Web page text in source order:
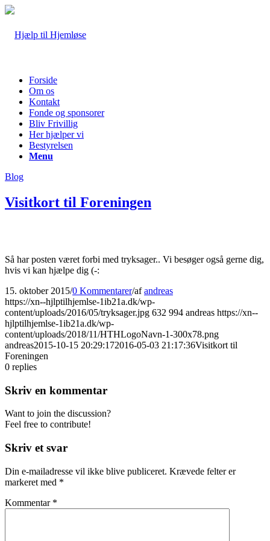
Forside
Om os
Kontakt
Fonde og sponsorer
Bliv Frivillig
Her hjælper vi
Bestyrelsen
Menu
Blog
Visitkort til Foreningen
Så har posten været forbi med tryksager.. Vi besøger også gerne dig,
hvis vi kan hjælpe dig (-:
15. oktober 2015/0 Kommentarer/afandreas
https://xn--hjlptilhjemlse-1ib21a.dk/wp-
content/uploads/2016/05/tryksager.jpg 632 994 andreas https://xn--
hjlptilhjemlse-1ib21a.dk/wp-
content/uploads/2018/11/HTHLogoNavn-1-300x78.png
andreas2015-10-15 20:29:172016-05-03 21:17:36Visitkort til
Foreningen
0 replies
Skriv en kommentar
Want to join the discussion?
Feel free to contribute!
Skriv et svar
Din e-mailadresse vil ikke blive publiceret. Krævede felter er
markeret med *
Kommentar *